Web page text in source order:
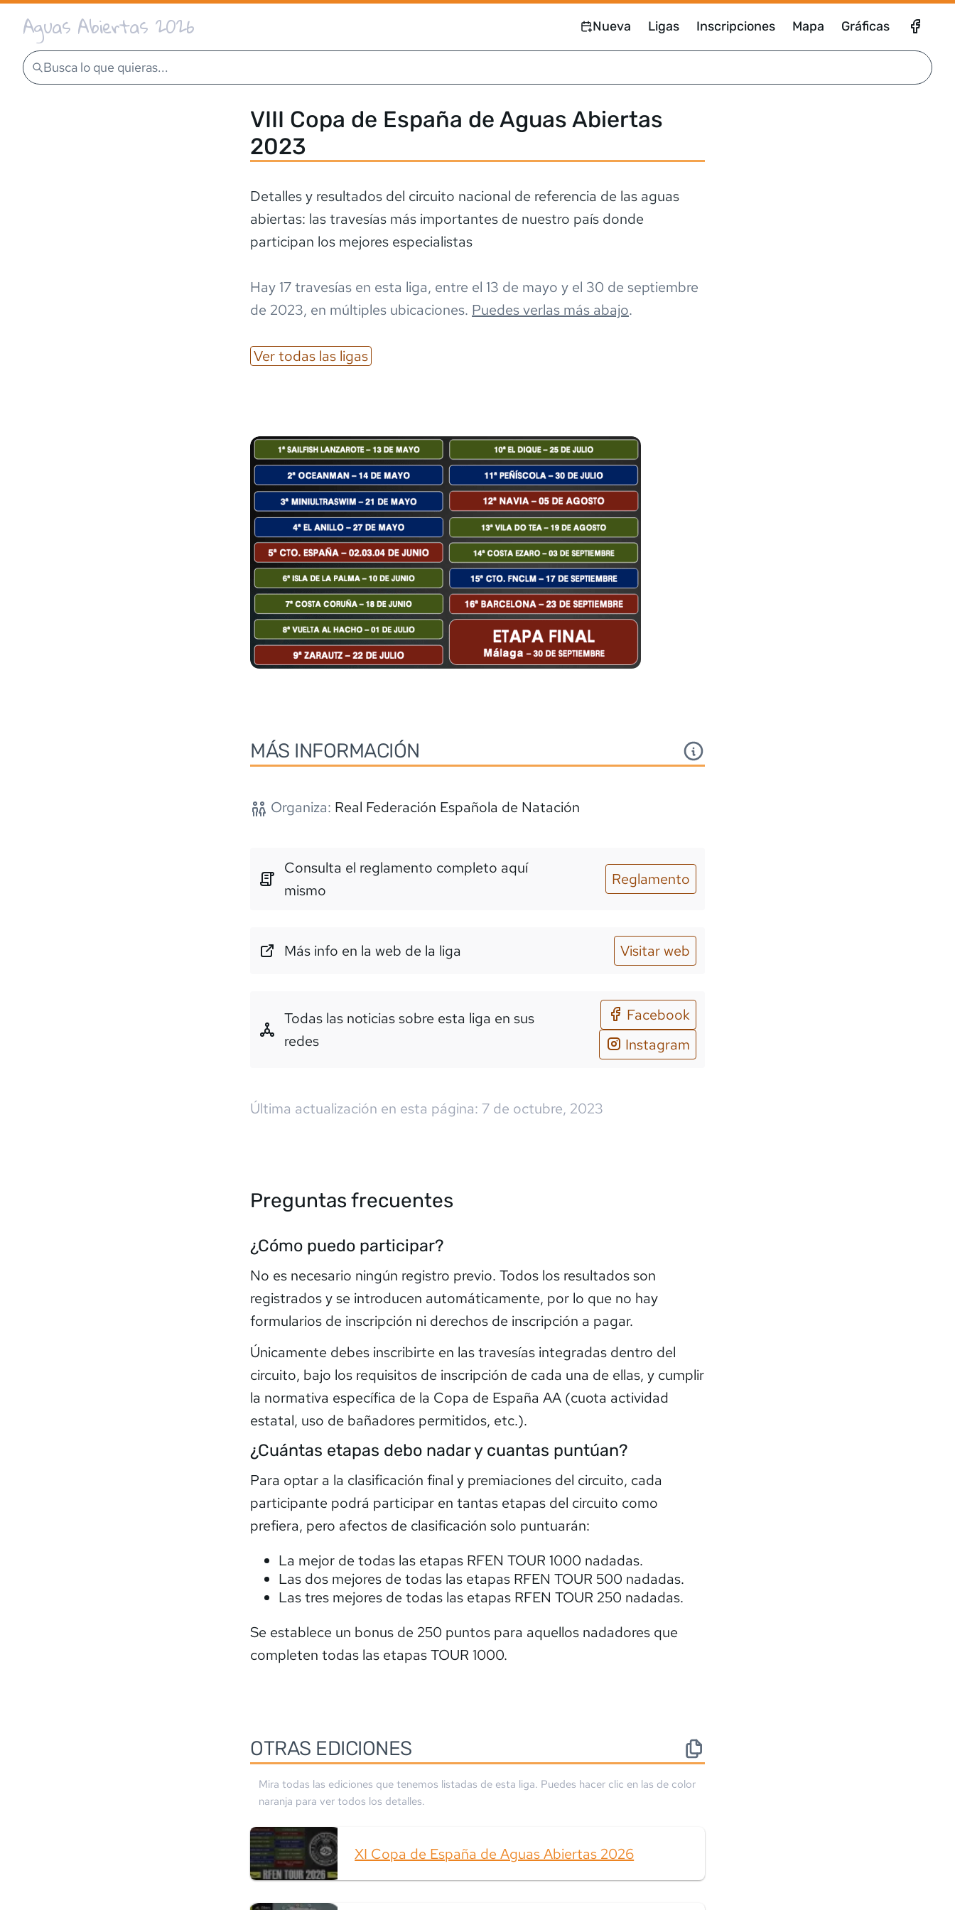
Aguas Abiertas 2026 Nueva Ligas Inscripciones Mapa Gráficas
Busca lo que quieras...
VIII Copa de España de Aguas Abiertas
2023
Detalles y resultados del circuito nacional de referencia de las aguas
abiertas: las travesías más importantes de nuestro país donde
participan los mejores especialistas
Hay17travesías en esta liga, entre el 13 de mayo y el 30 de septiembre
de 2023, en múltiples ubicaciones. Puedes verlas más abajo.
Ver todas las ligas
MÁS INFORMACIÓN
Organiza: Real Federación Española de Natación
Consulta el reglamento completo aquí
mismo
Reglamento
Más info en la web de la liga Visitar web
Todas las noticias sobre esta liga en sus
redes
Facebook
Instagram
Última actualización en esta página: 7 de octubre, 2023
Preguntas frecuentes
¿Cómo puedo participar?
No es necesario ningún registro previo. Todos los resultados son
registrados y se introducen automáticamente, por lo que no hay
formularios de inscripción ni derechos de inscripción a pagar.
Únicamente debes inscribirte en las travesías integradas dentro del
circuito, bajo los requisitos de inscripción de cada una de ellas, y cumplir
la normativa específica de la Copa de España AA (cuota actividad
estatal, uso de bañadores permitidos, etc.).
¿Cuántas etapas debo nadar y cuantas puntúan?
Para optar a la clasificación final y premiaciones del circuito, cada
participante podrá participar en tantas etapas del circuito como
prefiera, pero afectos de clasificación solo puntuarán:
La mejor de todas las etapas RFEN TOUR 1000 nadadas.
Las dos mejores de todas las etapas RFEN TOUR 500 nadadas.
Las tres mejores de todas las etapas RFEN TOUR 250 nadadas.
Se establece un bonus de 250 puntos para aquellos nadadores que
completen todas las etapas TOUR 1000.
OTRAS EDICIONES
Mira todas las ediciones que tenemos listadas de esta liga. Puedes hacer clic en las de color
naranja para ver todos los detalles.
XI Copa de España de Aguas Abiertas 2026